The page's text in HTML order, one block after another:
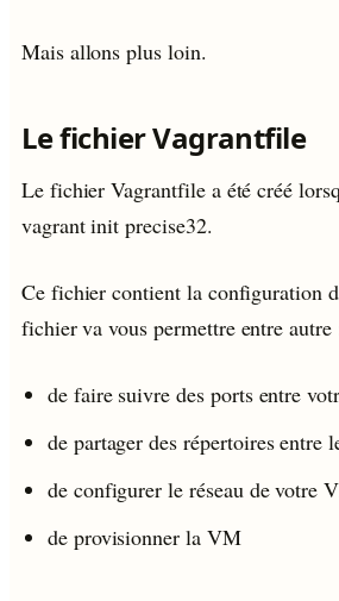
Mais allons plus loin.
Le fichier Vagrantfile
Le fichier Vagrantfile a été créé
vagrant init precise32.
Ce fichier contient la configuration
fichier va vous permettre entre autre
de faire suivre des ports entre
de partager des répertoires entre
de configurer le réseau de votre
de provisionner la VM